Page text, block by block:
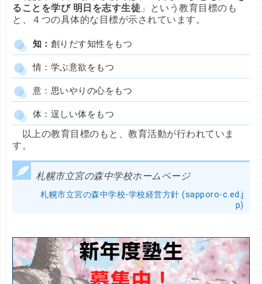
ることを学び 明日を志す生徒 」という教育目標のも
と、４つの具体的な目標が示されています。
知： 創りだす知性をもつ
情：学ぶ意欲をもつ
意：思いやりの心をもつ
体：逞しい体をもつ
以上の教育目標のもと、教育活動が行われていま
す。
札幌市立宮の森中学校ホームページ
札幌市立宮の森中学校-学校経営方針 (sapporo-c.ed.j
p)